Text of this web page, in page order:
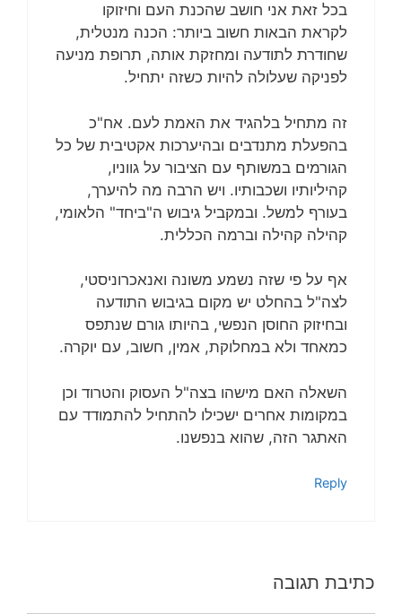
בכל זאת אני חושב שהכנת העם וחיזוקו
לקראת הבאות חשוב ביותר: הכנה מנטלית,
שחודרת לתודעה ומחזקת אותה, תרופת מניעה
לפניקה שעלולה להיות כשזה יתחיל.
זה מתחיל בלהגיד את האמת לעם. אח"כ
בהפעלת מתנדבים ובהיערכות אקטיבית של כל
הגורמים במשותף עם הציבור על גווניו,
קהיליותיו ושכבותיו. ויש הרבה מה להיערך,
בעורף למשל. ובמקביל גיבוש ה"ביחד" הלאומי,
קהילה קהילה וברמה הכללית.
אף על פי שזה נשמע משונה ואנאכרוניסטי,
לצה"ל בהחלט יש מקום בגיבוש התודעה
ובחיזוק החוסן הנפשי, בהיותו גורם שנתפס
כמאחד ולא במחלוקת, אמין, חשוב, עם יוקרה.
השאלה האם מישהו בצה"ל העסוק והטרוד וכן
במקומות אחרים ישכילו להתחיל להתמודד עם
האתגר הזה, שהוא בנפשנו.
Reply
כתיבת תגובה